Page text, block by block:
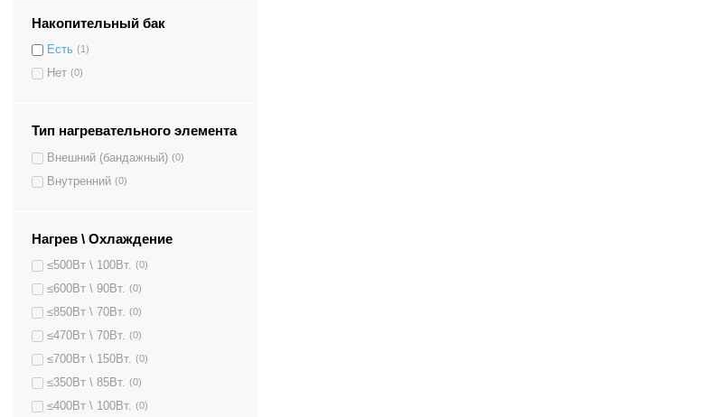
Накопительный бак
Есть (1)
Нет (0)
Тип нагревательного элемента
Внешний (бандажный) (0)
Внутренний (0)
Нагрев \ Охлаждение
≤500Вт \ 100Вт. (0)
≤600Вт \ 90Вт. (0)
≤850Вт \ 70Вт. (0)
≤470Вт \ 70Вт. (0)
≤700Вт \ 150Вт. (0)
≤350Вт \ 85Вт. (0)
≤400Вт \ 100Вт. (0)